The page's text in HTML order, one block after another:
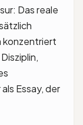
Das reale
konzentriert
Essay, der